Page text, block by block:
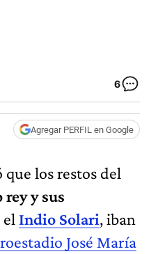
6
Agregar PERFIL en Google
los restos del
y sus
el Indio Solari, iban
José María